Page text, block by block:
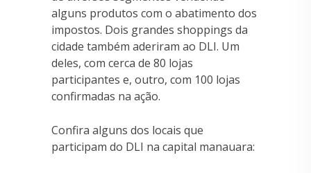
alguns produtos com o abatimento dos
impostos. Dois grandes shoppings da
cidade também aderiram ao DLI. Um
deles, com cerca de 80 lojas
participantes e, outro, com 100 lojas
confirmadas na ação.
Confira alguns dos locais que
participam do DLI na capital manauara: